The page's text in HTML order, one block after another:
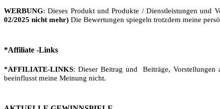
WERBUNG: Dieses Produkt und Produkte / Dienstleistungen und
02/2025 nicht mehr) Die Bewertungen spiegeln trotzdem meine
*Affiliate -Links
*AFFILIATE-LINKS: Dieser Beitrag und Beiträge,
beeinflusst meine Meinung nicht.